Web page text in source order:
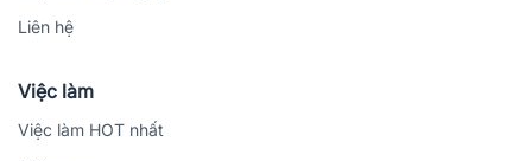
Liên hệ
Việc làm
Việc làm HOT nhất